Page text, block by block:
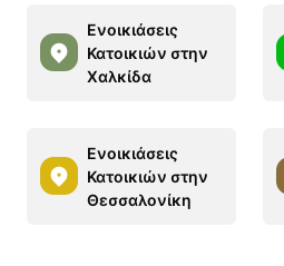
Ενοικιάσεις
Κατοικιών στην
Χαλκίδα
Ενοικιάσεις
Κατοικιών στην
Θεσσαλονίκη